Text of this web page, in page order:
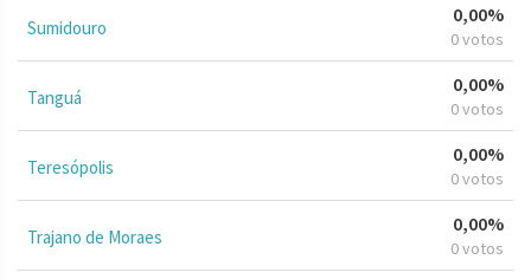
Sumidouro
0,00%
0 votos
Tanguá
0,00%
0 votos
Teresópolis
0,00%
0 votos
Trajano de Moraes
0,00%
0 votos